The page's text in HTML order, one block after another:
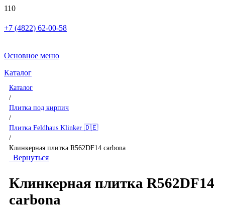
+7 (4822) 62-00-58
Основное меню
Каталог
Каталог
/
Плитка под кирпич
/
Плитка Feldhaus Klinker 🇩🇪
/
Клинкерная плитка R562DF14 carbona
Вернуться
Клинкерная плитка R562DF14
carbona